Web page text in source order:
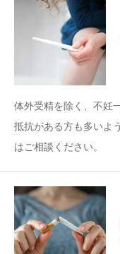
体外受精を除く、不妊
抵抗がある方も多いよ
はご相談ください。